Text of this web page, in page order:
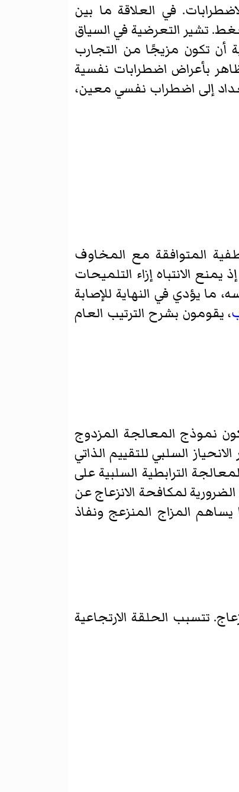
في العلاقة ما بين
تشير التعرضية في السياق
أن تكون مزيجًا من التجارب
بأعراض اضطرابات نفسية
إلى اضطراب نفسي معين،
المتوافقة مع المخاوف
يمنع الانتباه إزاء التلميحات
ما يؤدي في النهاية للإصابة
، يقومون بشرح الترتيب العام
نموذج المعالجة المزدوج
السلبي للتقييم الذاتي
الترابطية السلبية على
لمكافحة الانزعاج عن
يساهم المزاج المنزعج ونفاذ
تتسبب الحلقة الارتجاعية